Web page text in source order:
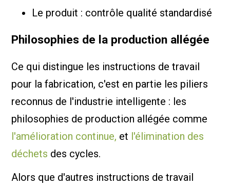
Le produit : contrôle qualité standardisé
Philosophies de la production allégée
Ce qui distingue les instructions de travail
pour la fabrication, c'est en partie les piliers
reconnus de l'industrie intelligente : les
philosophies de production allégée comme
l'amélioration continue, et l'élimination des
déchets des cycles.
Alors que d'autres instructions de travail